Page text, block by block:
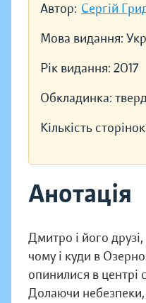
Автор: Сергій
Мова видання:
Рік видання: 2017
Обкладинка:
Кількість
Анотація
Дмитро і його
чому і куди в
опинилися в центрі
Долаючи